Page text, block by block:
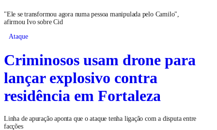
"Ele se transformou agora numa pessoa manipulada pelo Camilo",
afirmou Ivo sobre Cid
Ataque
Criminosos usam drone para
lançar explosivo contra
residência em Fortaleza
Linha de apuração aponta que o ataque tenha ligação com a disputa entre
facções